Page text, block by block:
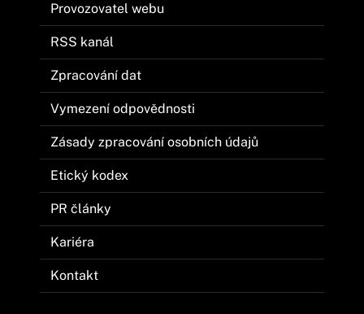
Provozovatel webu
RSS kanál
Zpracování dat
Vymezení odpovědnosti
Zásady zpracování osobních údajů
Etický kodex
PR články
Kariéra
Kontakt